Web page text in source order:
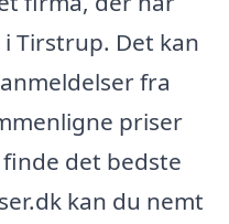
Tirstrup. Det kan
fra
priser
det bedste
kan du nemt